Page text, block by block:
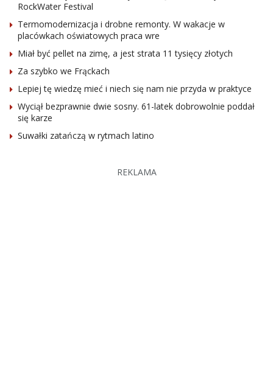
RockWater Festival
Termomodernizacja i drobne remonty. W wakacje w
placówkach oświatowych praca wre
Miał być pellet na zimę, a jest strata 11 tysięcy złotych
Za szybko we Frąckach
Lepiej tę wiedzę mieć i niech się nam nie przyda w praktyce
Wyciął bezprawnie dwie sosny. 61-latek dobrowolnie poddał
się karze
Suwałki zatańczą w rytmach latino
REKLAMA